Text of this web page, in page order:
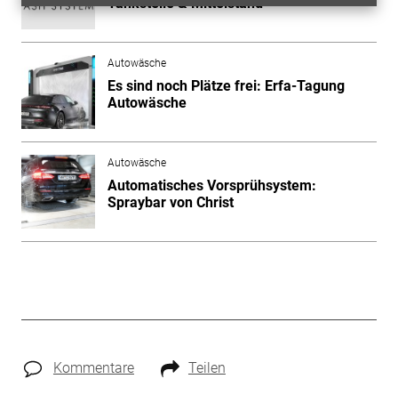
Autowäsche
Es sind noch Plätze frei: Erfa-Tagung
Autowäsche
Autowäsche
Automatisches Vorsprühsystem:
Spraybar von Christ
Kommentare Teilen